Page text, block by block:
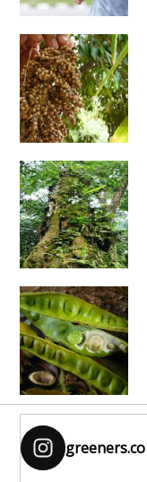
greeners.co